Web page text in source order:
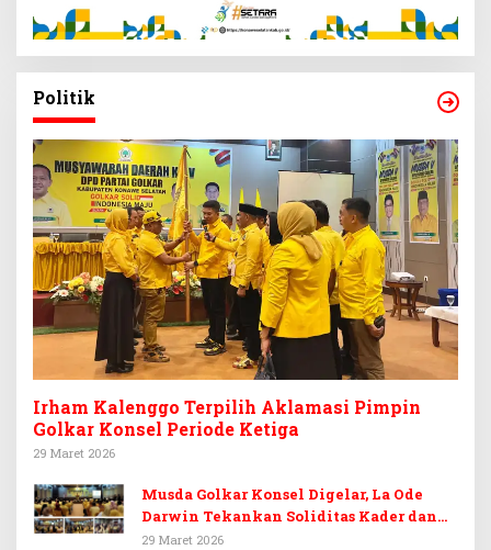
Politik
Irham Kalenggo Terpilih Aklamasi Pimpin
Golkar Konsel Periode Ketiga
29 Maret 2026
Musda Golkar Konsel Digelar, La Ode
Darwin Tekankan Soliditas Kader dan
Target 14 Kursi DPRD Konawe Selatan
29 Maret 2026